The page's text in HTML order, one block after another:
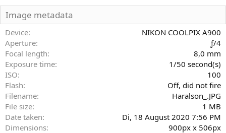
n
Image metadata
Device
NIKON COOLPIX A900
Aperture
ƒ/4
Focal length
8,0 mm
Exposure time
1/50 second(s)
ISO
100
Flash
Off, did not fire
Filename
Haralson_.JPG
File size
1 MB
Date taken
Di, 18 August 2020 7:56 PM
Dimensions
900px x 506px